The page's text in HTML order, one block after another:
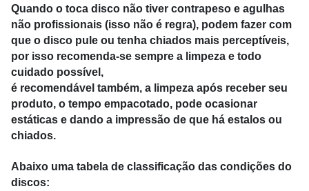
Quando o toca disco não tiver contrapeso e agulhas
não profissionais (isso não é regra), podem fazer com
que o disco pule ou tenha chiados mais perceptíveis,
por isso recomenda-se sempre a limpeza e todo
cuidado possível,
é recomendável também, a limpeza após receber seu
produto, o tempo empacotado, pode ocasionar
estáticas e dando a impressão de que há estalos ou
chiados.
Abaixo uma tabela de classificação das condições do
discos: